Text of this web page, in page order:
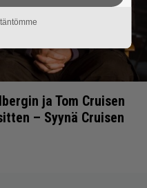
ja Tom Cruisen
– Syynä Cruisen